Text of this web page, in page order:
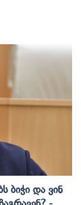
Ბიჭი Და Ვინ